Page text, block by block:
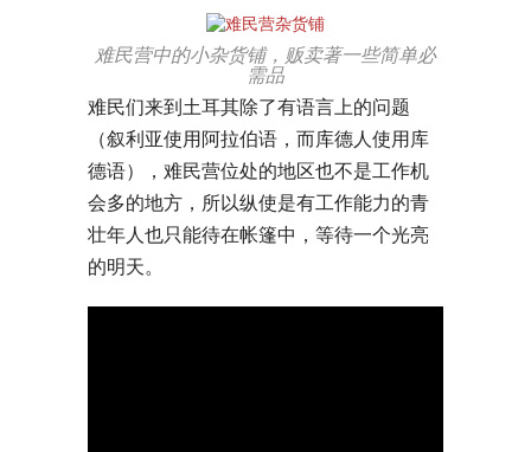
难民营中的小杂货铺，贩卖著一些简单必
需品
难民们来到土耳其除了有语言上的问题
（叙利亚使用阿拉伯语，而库德人使用库
德语），难民营位处的地区也不是工作机
会多的地方，所以纵使是有工作能力的青
壮年人也只能待在帐篷中，等待一个光亮
的明天。